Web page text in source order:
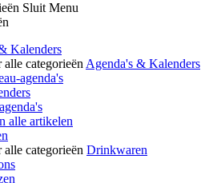
Sluit Menu
Kalenders
alle categorieën Agenda's & Kalenders
agenda's
alle artikelen
alle categorieën Drinkwaren